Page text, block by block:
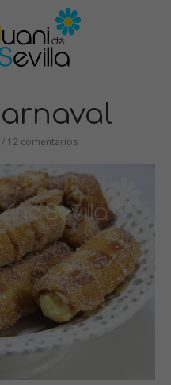
12 comentarios